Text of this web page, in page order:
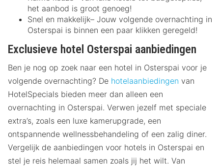
het aanbod is groot genoeg!
Snel en makkelijk– Jouw volgende overnachting in
Osterspai is binnen een paar klikken geregeld!
Exclusieve hotel Osterspai aanbiedingen
Ben je nog op zoek naar een hotel in Osterspai voor je
volgende overnachting? De hotelaanbiedingen van
HotelSpecials bieden meer dan alleen een
overnachting in Osterspai. Verwen jezelf met speciale
extra’s, zoals een luxe kamerupgrade, een
ontspannende wellnessbehandeling of een zalig diner.
Vergelijk de aanbiedingen voor hotels in Osterspai en
stel je reis helemaal samen zoals jij het wilt. Van